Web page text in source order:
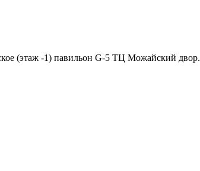
(этаж -1) павильон G-5 ТЦ Можайский двор.